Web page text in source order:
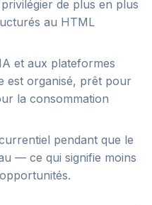
de plus en plus
au HTML
et aux plateformes
est organisé, prêt pour
la consommation
pendant que le
— ce qui signifie moins